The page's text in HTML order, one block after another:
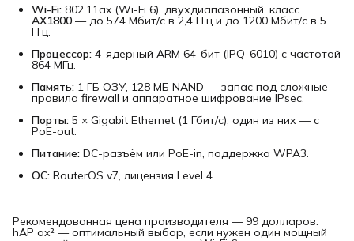
Wi-Fi: 802.11ax (Wi-Fi 6), двухдиапазонный, класс
AX1800 — до 574 Мбит/с в 2,4 ГГц и до 1200 Мбит/с в 5
ГГц.
Процессор: 4-ядерный ARM 64-бит (IPQ-6010) с частотой
864 МГц.
Память: 1 ГБ ОЗУ, 128 МБ NAND — запас под сложные
правила firewall и аппаратное шифрование IPsec.
Порты: 5 × Gigabit Ethernet (1 Гбит/с), один из них — с
PoE-out.
Питание: DC-разъём или PoE-in, поддержка WPA3.
ОС: RouterOS v7, лицензия Level 4.
Рекомендованная цена производителя — 99 долларов.
hAP ax² — оптимальный выбор, если нужен один мощный